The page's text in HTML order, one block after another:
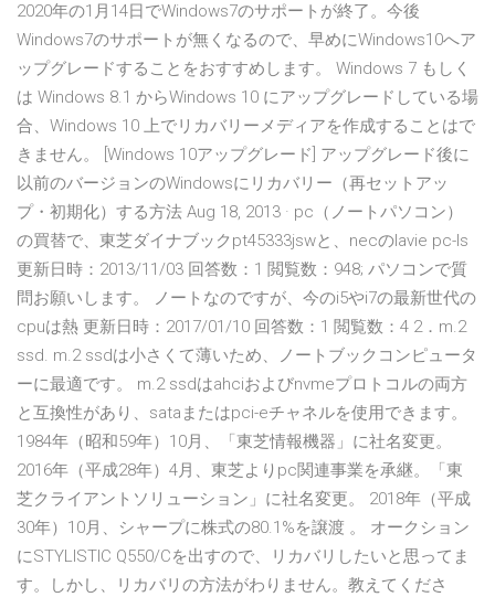
2020年の1月14日でWindows7のサポートが終了。今後
Windows7のサポートが無くなるので、早めにWindows10へア
ップグレードすることをおすすめします。 Windows 7 もしく
は Windows 8.1 からWindows 10 にアップグレードしている場
合、Windows 10 上でリカバリーメディアを作成することはで
きません。 [Windows 10アップグレード] アップグレード後に
以前のバージョンのWindowsにリカバリー（再セットアッ
プ・初期化）する方法 Aug 18, 2013 · pc（ノートパソコン）
の買替で、東芝ダイナブックpt45333jswと、necのlavie pc-ls
更新日時：2013/11/03 回答数：1 閲覧数：948; パソコンで質
問お願いします。 ノートなのですが、今のi5やi7の最新世代の
cpuは熱 更新日時：2017/01/10 回答数：1 閲覧数：4 2．m.2
ssd. m.2 ssdは小さくて薄いため、ノートブックコンピュータ
ーに最適です。 m.2 ssdはahciおよびnvmeプロトコルの両方
と互換性があり、sataまたはpci-eチャネルを使用できます。
1984年（昭和59年）10月、「東芝情報機器」に社名変更。
2016年（平成28年）4月、東芝よりpc関連事業を承継。「東
芝クライアントソリューション」に社名変更。 2018年（平成
30年）10月、シャープに株式の80.1%を譲渡 。 オークション
にSTYLISTIC Q550/Cを出すので、リカバリしたいと思ってま
す。しかし、リカバリの方法がわりません。教えてくださ